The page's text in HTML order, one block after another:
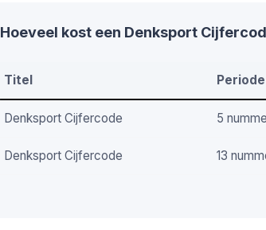
Hoeveel kost een Denksport
Titel Periode
Denksport Cijfercode 5
Denksport Cijfercode 13